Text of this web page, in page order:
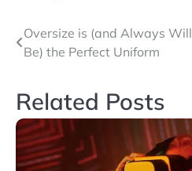
Navigation
l’article
Oversize is (and Always Will
Be) the Perfect Uniform
Related Posts